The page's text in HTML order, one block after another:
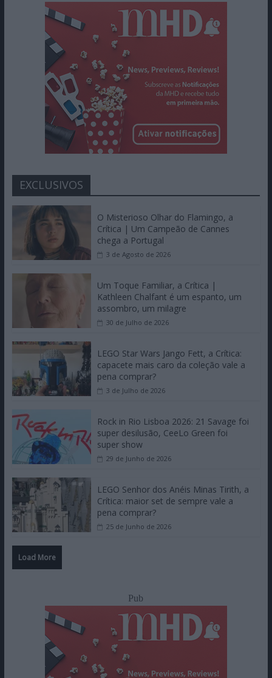
EXCLUSIVOS
O Misterioso Olhar do Flamingo, a
Crítica | Um Campeão de Cannes
chega a Portugal
3 de Agosto de 2026
Um Toque Familiar, a Crítica |
Kathleen Chalfant é um espanto, um
assombro, um milagre
30 de Julho de 2026
LEGO Star Wars Jango Fett, a Crítica:
capacete mais caro da coleção vale a
pena comprar?
3 de Julho de 2026
Rock in Rio Lisboa 2026: 21 Savage foi
super desilusão, CeeLo Green foi
super show
29 de Junho de 2026
LEGO Senhor dos Anéis Minas Tirith, a
Crítica: maior set de sempre vale a
pena comprar?
25 de Junho de 2026
Load More
Pub